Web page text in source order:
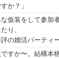
か？」
な仮装をして参加
り、
の婚活パーティ
ですか〜。結構本